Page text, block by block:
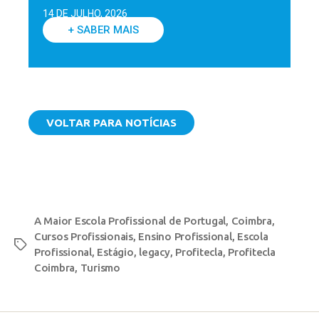
14 DE JULHO, 2026
+ SABER MAIS
VOLTAR PARA NOTÍCIAS
A Maior Escola Profissional de Portugal, Coimbra,
Cursos Profissionais, Ensino Profissional, Escola
Profissional, Estágio, legacy, Profitecla, Profitecla
Coimbra, Turismo